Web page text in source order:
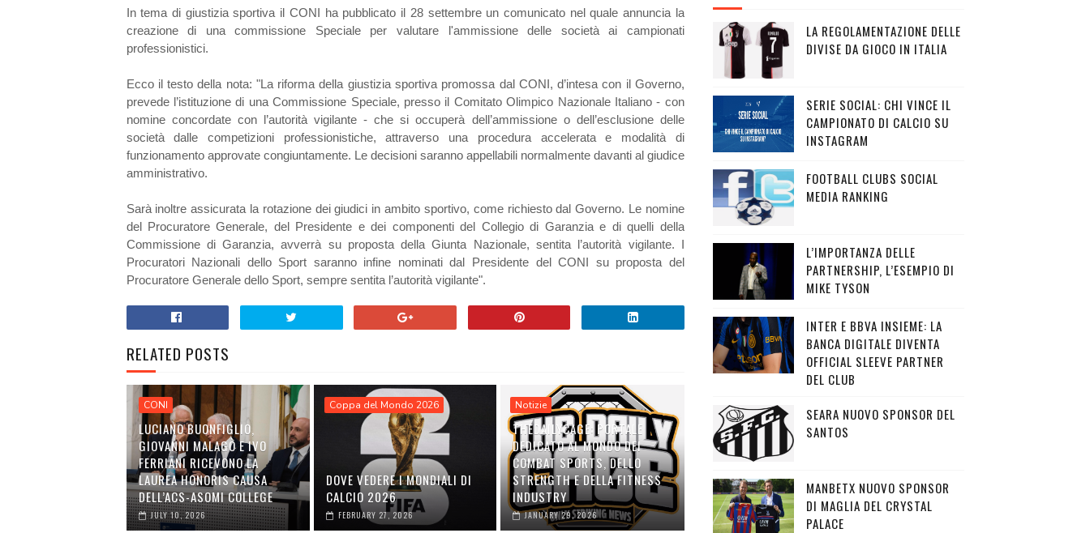
In tema di giustizia sportiva il CONI ha pubblicato il 28 settembre un comunicato nel quale annuncia la
creazione di una commissione Speciale per valutare l'ammissione delle società ai campionati
professionistici.
Ecco il testo della nota: "La riforma della giustizia sportiva promossa dal CONI, d’intesa con il Governo,
prevede l’istituzione di una Commissione Speciale, presso il Comitato Olimpico Nazionale Italiano - con
nomine concordate con l’autorità vigilante - che si occuperà dell’ammissione o dell’esclusione delle
società dalle competizioni professionistiche, attraverso una procedura accelerata e modalità di
funzionamento approvate congiuntamente. Le decisioni saranno appellabili normalmente davanti al giudice
amministrativo.
Sarà inoltre assicurata la rotazione dei giudici in ambito sportivo, come richiesto dal Governo. Le nomine
del Procuratore Generale, del Presidente e dei componenti del Collegio di Garanzia e di quelli della
Commissione di Garanzia, avverrà su proposta della Giunta Nazionale, sentita l’autorità vigilante. I
Procuratori Nazionali dello Sport saranno infine nominati dal Presidente del CONI su proposta del
Procuratore Generale dello Sport, sempre sentita l’autorità vigilante".
RELATED POSTS
CONI
LUCIANO BUONFIGLIO,
GIOVANNI MALAGÒ E IVO
FERRIANI RICEVONO LA
LAUREA HONORIS CAUSA
DELL’ACS-ASOMI COLLEGE
JULY 10, 2026
Coppa del Mondo 2026
DOVE VEDERE I MONDIALI DI
CALCIO 2026
FEBRUARY 27, 2026
Notizie
THEDAILYCAGE: PORTALE
DEDICATO AL MONDO DEI
COMBAT SPORTS, DELLO
STRENGTH E DELLA FITNESS
INDUSTRY
JANUARY 29, 2026
LA REGOLAMENTAZIONE DELLE
DIVISE DA GIOCO IN ITALIA
SERIE SOCIAL: CHI VINCE IL
CAMPIONATO DI CALCIO SU
INSTAGRAM
FOOTBALL CLUBS SOCIAL
MEDIA RANKING
L’IMPORTANZA DELLE
PARTNERSHIP, L’ESEMPIO DI
MIKE TYSON
INTER E BBVA INSIEME: LA
BANCA DIGITALE DIVENTA
OFFICIAL SLEEVE PARTNER
DEL CLUB
SEARA NUOVO SPONSOR DEL
SANTOS
MANBETX NUOVO SPONSOR
DI MAGLIA DEL CRYSTAL
PALACE